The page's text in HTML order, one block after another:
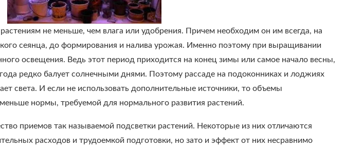
не меньше, чем влага или удобрения. Причем необходим он им всегда, на
сеянца, до формирования и налива урожая. Именно поэтому при выращивании
освещения. Ведь этот период приходится на конец зимы или самое начало весны,
редко балует солнечными днями. Поэтому рассаде на подоконниках и лоджиях
света. И если не использовать дополнительные источники, то объемы
нормы, требуемой для нормального развития растений.
приемов так называемой подсветки растений. Некоторые из них отличаются
расходов и трудоемкой подготовки, но зато и эффект от них несравнимо